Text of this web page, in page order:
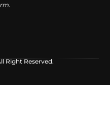
Right Reserved.